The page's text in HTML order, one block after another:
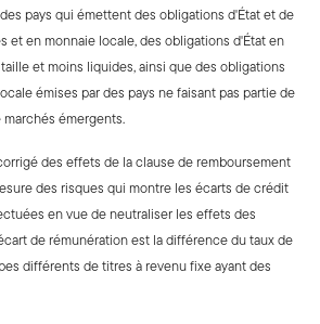
pays qui émettent des obligations d'État et de
et en monnaie locale, des obligations d'État en
et moins liquides, ainsi que des obligations
émises par des pays ne faisant pas partie de
émergents.
des effets de la clause de remboursement
des risques qui montre les écarts de crédit
en vue de neutraliser les effets des
de rémunération est la différence du taux de
différents de titres à revenu fixe ayant des